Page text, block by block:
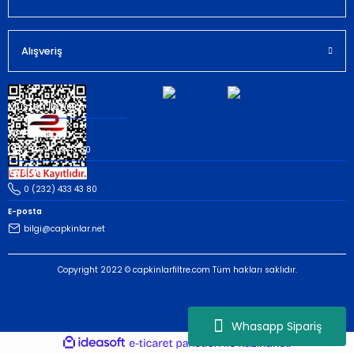
Whasapp Sipariş
Alışveriş
Müşteri İletişim
Whatsapp
(535) 503 43 80
Telefon
0 (232) 433 43 80
E-posta
bilgi@capkinlar.net
Copyright 2022 © capkinlarfiltre.com Tüm hakları saklıdır.
ideasoft